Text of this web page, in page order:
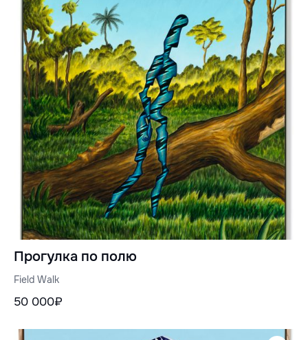
Прогулка по полю
Field Walk
50 000₽